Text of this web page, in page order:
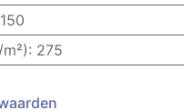
150
: 275